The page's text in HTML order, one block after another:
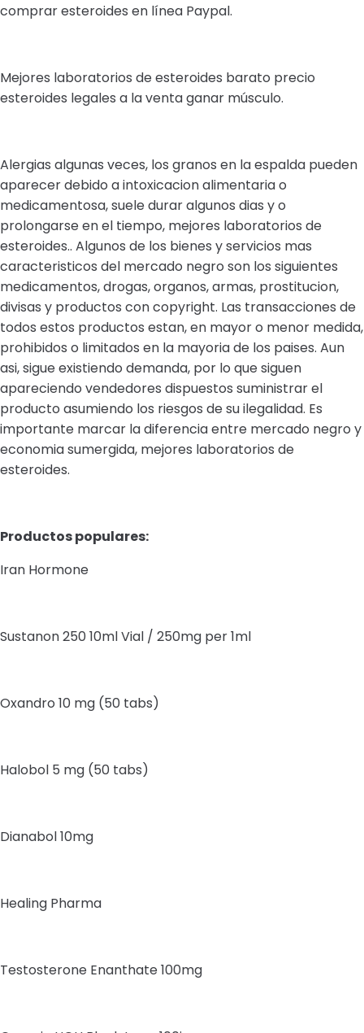
comprar esteroides en línea Paypal.
Mejores laboratorios de esteroides barato precio
esteroides legales a la venta ganar músculo.
Alergias algunas veces, los granos en la espalda pueden
aparecer debido a intoxicacion alimentaria o
medicamentosa, suele durar algunos dias y o
prolongarse en el tiempo, mejores laboratorios de
esteroides.. Algunos de los bienes y servicios mas
caracteristicos del mercado negro son los siguientes
medicamentos, drogas, organos, armas, prostitucion,
divisas y productos con copyright. Las transacciones de
todos estos productos estan, en mayor o menor medida,
prohibidos o limitados en la mayoria de los paises. Aun
asi, sigue existiendo demanda, por lo que siguen
apareciendo vendedores dispuestos suministrar el
producto asumiendo los riesgos de su ilegalidad. Es
importante marcar la diferencia entre mercado negro y
economia sumergida, mejores laboratorios de
esteroides.
Productos populares:
Iran Hormone
Sustanon 250 10ml Vial / 250mg per 1ml
Oxandro 10 mg (50 tabs)
Halobol 5 mg (50 tabs)
Dianabol 10mg
Healing Pharma
Testosterone Enanthate 100mg